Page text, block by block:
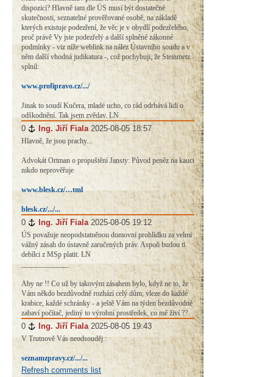
dispozici? Hlavně tam dle ÚS musí být dostatečné
skutečnosti, seznatelné prověřované osobě, na základě
kterých existuje podezření, že věc je v obydlí podezřelého,
proč právě Vy jste podezřelý a další splněné zákonné
podmínky - viz níže weblink na nález Ústavního soudu a v
něm další vhodná judikatura -, což pochybuji, že Steinmetz
splnil:
www.profipravo.cz/.../
Jinak to soudí Kučera, mladé ucho, co rád odrbává lidi o
odškodnění. Tak jsem zvědav. LN
0 # Ing. Jiří Fiala 2025-08-05 18:57
Hlavně, že jsou prachy...
Advokát Ortman o propuštění Jansty: Původ peněz na kauci
nikdo neprověřuje
www.blesk.cz/…tml
blesk.cz/.../...
0 # Ing. Jiří Fiala 2025-08-05 19:12
ÚS považuje neopodstatněnou domovní prohlídku za velmi
vážný zásah do ústavně zaručených práv. Aspoň budou ti
debílci z MSp platit. LN
_____________
Aby ne !! Co už by takovým zásahem bylo, když ne to, že
Vám někdo bezdůvodně rozhází celý dům, vleze do každé
krabice, každé schránky - a ještě Vám na týden bezdůvodně
zabaví počítač, jediný to výrobní prostředek, co mě živí ??
0 # Ing. Jiří Fiala 2025-08-05 19:43
V Trutnově Vás neodsouděj :
seznamzpravy.cz/.../...
Refresh comments list